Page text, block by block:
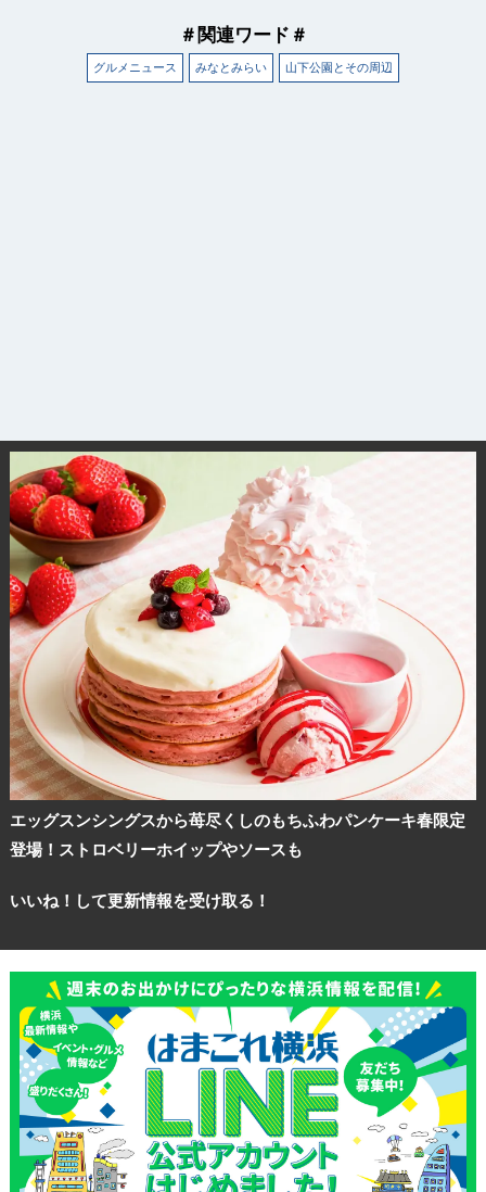
＃関連ワード＃
グルメニュース みなとみらい 山下公園とその周辺
エッグスンシングスから苺尽くしのもちふわパンケーキ春限定
登場！ストロベリーホイップやソースも
いいね！して更新情報を受け取る！